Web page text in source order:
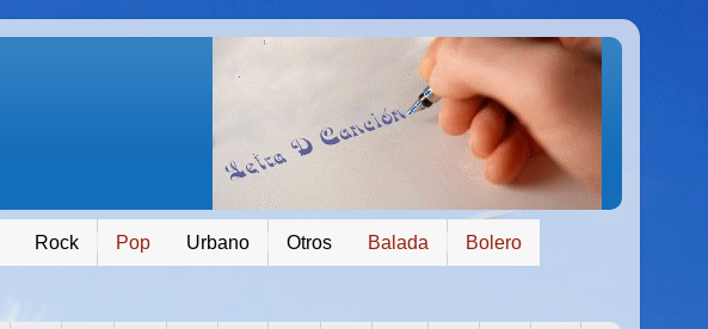
Rock Pop Urbano Otros Balada Bolero